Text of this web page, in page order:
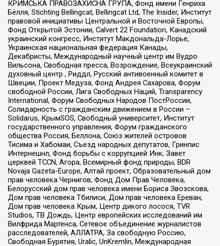
КРИМСЬКА ПРАВОЗАХИСНА ГРУПА, Фонд имени Генриха
Бёлля, Stichting Bellingcat, Bellingcat Ltd, The Insider, Институт
правовой инициативы Центральной и Восточной Европы,
Фонд Открытой Эстонии, Calvert 22 Foundation, Канадский
украинский конгресс, Институт Макдональда-Лорье,
Украинская национальная федерация Канады,
Декабристы, Международный научный центр им Вудро
Вильсона, Свободная пресса, Возрождение, Всеукраинский
духовный центр , Риддл, Русский антивоенный комитет в
Швеции, Проект Медуза, Фонд Андрея Сахарова, Форум
свободной России, Лига Свободных Наций, Transparеncy
International, Форум Свободных Народов ПостРоссии,
Солидарность с гражданским движением в России –
Solidarus, КрымSOS, Свободный университет, Институт
государственного управления, Форум гражданского
общества Россия, Беллона, Союз жителей островов
Тисима и Хабомаи, Съезд народных депутатов, Гринпис
Интернешнл, Фонд борьбы с коррупцией Инк, Завет
церквей TCCN, Агора, Всемирный фонд природы, BDR
Novaja Gazeta-Europe, Алтай проект, Образовательный дом
прав человека Чернигов, Фонд Дом Прав Человека,
Белорусский дом прав человека имени Бориса Звозскова,
Дом прав человека Тбилиси, Дом прав человека Ереван,
Дом прав человека Крым, Центр дикого лосося, TVR
Studios, ТВ Дождь, Центр европейских исследований им
Вилфрида Мартенса, Сетевое объединение журналистов
расследователей, АЛЛАТРА, За свободную Россию,
Свободная Бурятия, Uralic, UnKremlin, Международная